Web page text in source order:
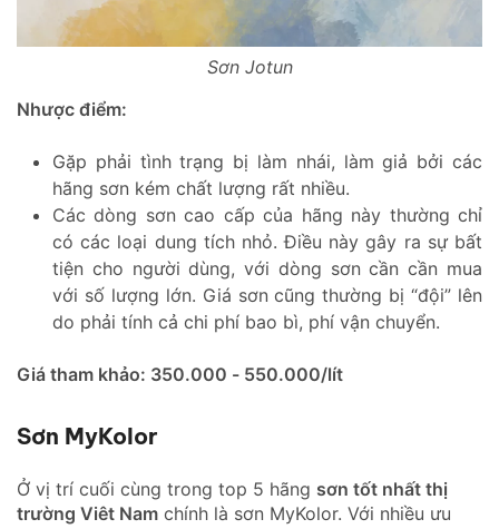
Sơn Jotun
Nhược điểm:
Gặp phải tình trạng bị làm nhái, làm giả bởi các
hãng sơn kém chất lượng rất nhiều.
Các dòng sơn cao cấp của hãng này thường chỉ
có các loại dung tích nhỏ. Điều này gây ra sự bất
tiện cho người dùng, với dòng sơn cần cần mua
với số lượng lớn. Giá sơn cũng thường bị “đội” lên
do phải tính cả chi phí bao bì, phí vận chuyển.
Giá tham khảo: 350.000 - 550.000/lít
Sơn MyKolor
Ở vị trí cuối cùng trong top 5 hãng sơn tốt nhất thị
trường Viêt Nam chính là sơn MyKolor. Với nhiều ưu